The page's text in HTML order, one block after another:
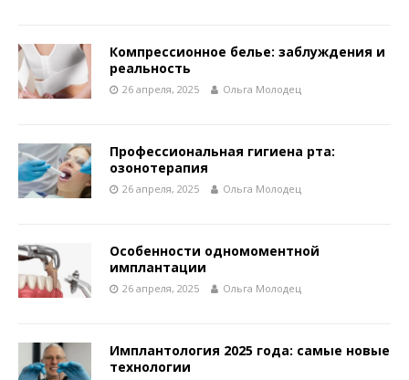
Компрессионное белье: заблуждения и
реальность
26 апреля, 2025 Ольга Молодец
Профессиональная гигиена рта:
озонотерапия
26 апреля, 2025 Ольга Молодец
Особенности одномоментной
имплантации
26 апреля, 2025 Ольга Молодец
Имплантология 2025 года: самые новые
технологии